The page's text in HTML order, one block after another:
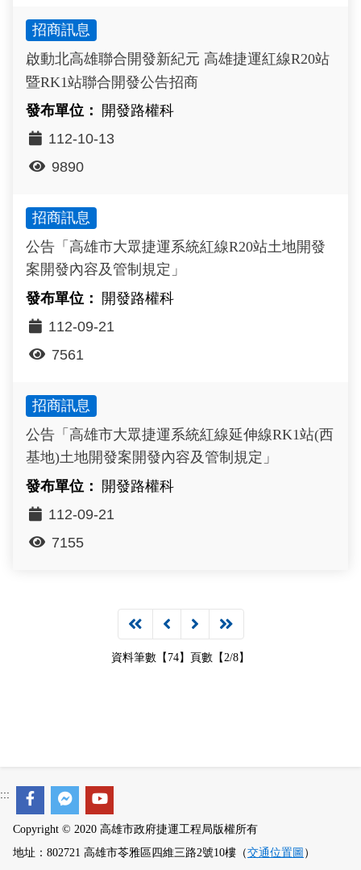
招商訊息
啟動北高雄聯合開發新紀元 高雄捷運紅線R20站
暨RK1站聯合開發公告招商
開發路權科
112-10-13
9890
招商訊息
公告「高雄市大眾捷運系統紅線R20站土地開發
案開發內容及管制規定」
開發路權科
112-09-21
7561
招商訊息
公告「高雄市大眾捷運系統紅線延伸線RK1站(西
基地)土地開發案開發內容及管制規定」
開發路權科
112-09-21
7155
資料筆數【74】頁數【2/8】
:::
Copyright © 2020 高雄市政府捷運工程局版權所有
地址：802721 高雄市苓雅區四維三路2號10樓（交通位置圖 ）